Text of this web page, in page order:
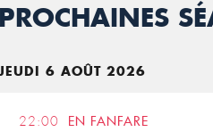
PROCHAINES
6 AOÛT 2026
22:00 EN FANFARE